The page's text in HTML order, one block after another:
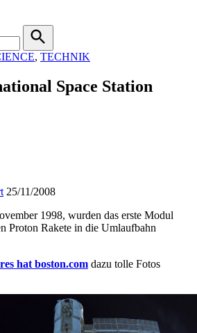
Search
, TECHNIK
Space Station
25/11/2008
1998, wurden das erste Modul
Proton Rakete in die Umlaufbahn
hat boston.com dazu tolle Fotos